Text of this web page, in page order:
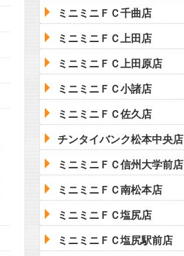
ミニミニＦＣ千曲店
ミニミニＦＣ上田店
ミニミニＦＣ上田原店
ミニミニＦＣ小諸店
ミニミニＦＣ佐久店
チンタイバンク松本中央店
ミニミニＦＣ信州大学前店
ミニミニＦＣ南松本店
ミニミニＦＣ塩尻店
ミニミニＦＣ塩尻駅前店